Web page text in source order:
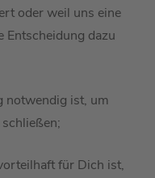
oder weil uns eine
Entscheidung dazu
notwendig ist, um
für Dich ist,